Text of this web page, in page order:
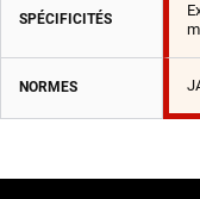
SPÉCIFICITÉS
NORMES